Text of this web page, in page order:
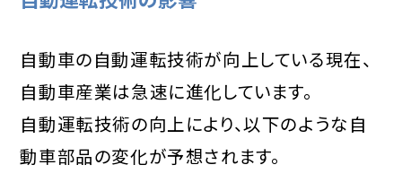
自動車の自動運転技術が向上している現在、
自動車産業は急速に進化しています。
自動運転技術の向上により、以下のような自
動車部品の変化が予想されます。